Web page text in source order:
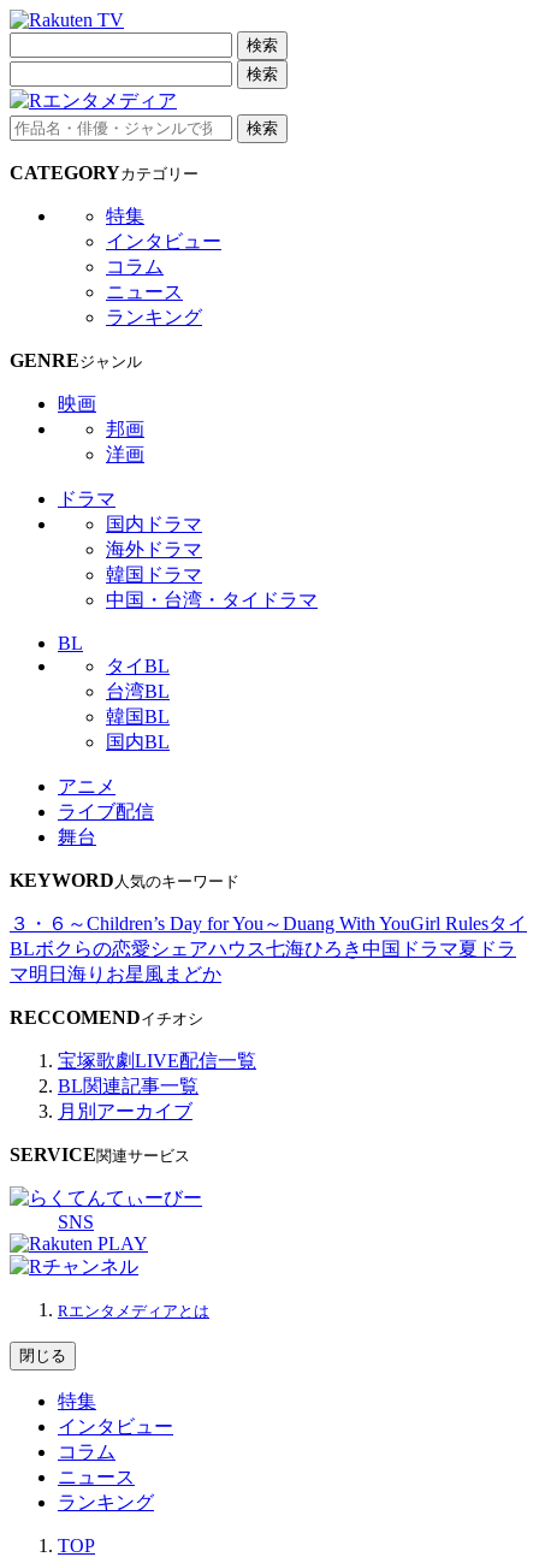
検索
検索
検索
CATEGORYカテゴリー
特集
インタビュー
コラム
ニュース
ランキング
GENREジャンル
映画
邦画
洋画
ドラマ
国内ドラマ
海外ドラマ
韓国ドラマ
中国・台湾・タイドラマ
BL
タイBL
台湾BL
韓国BL
国内BL
アニメ
ライブ配信
舞台
KEYWORD 人気のキーワード
３・６～Children’s Day for You～Duang With YouGirl Rulesタイ
BLボクらの恋愛シェアハウス七海ひろき中国ドラマ夏ドラ
マ明日海りお星風まどか
RECCOMENDイチオシ
宝塚歌劇LIVE配信一覧
BL関連記事一覧
月別アーカイブ
SERVICE関連サービス
SNS
Rエンタメディアとは
閉じる
特集
インタビュー
コラム
ニュース
ランキング
TOP